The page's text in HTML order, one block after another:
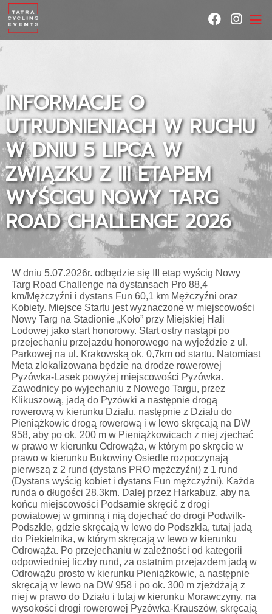
INFORMACJE O
UTRUDNIENIACH W RUCHU
W DNIU 5 LIPCA W
ZWIĄZKU Z III ETAPEM
WYŚCIGU NOWY TARG
ROAD CHALLENGE 2026
W dniu 5.07.2026r. odbędzie się III etap wyścig Nowy
Targ Road Challenge na dystansach Pro 88,4
km/Mężczyźni i dystans Fun 60,1 km Mężczyźni oraz
Kobiety. Miejsce Startu jest wyznaczone w miejscowości
Nowy Targ na Stadionie „Koło” przy Miejskiej Hali
Lodowej jako start honorowy. Start ostry nastąpi po
przejechaniu przejazdu honorowego na wyjeździe z ul.
Parkowej na ul. Krakowską ok. 0,7km od startu. Natomiast
Meta zlokalizowana będzie na drodze rowerowej
Pyzówka-Lasek powyżej miejscowości Pyzówka.
Zawodnicy po wyjechaniu z Nowego Targu, przez
Klikuszową, jadą do Pyzówki a następnie drogą
rowerową w kierunku Działu, następnie z Działu do
Pieniążkowic drogą rowerową i w lewo skręcają na DW
958, aby po ok. 200 m w Pieniążkowicach z niej zjechać
w prawo w kierunku Odrowąża, w którym po skręcie w
prawo w kierunku Bukowiny Osiedle rozpoczynają
pierwszą z 2 rund (dystans PRO mężczyźni) z 1 rund
(Dystans wyścig kobiet i dystans Fun mężczyźni). Każda
runda o długości 28,3km. Dalej przez Harkabuz, aby na
końcu miejscowości Podsarnie skręcić z drogi
powiatowej w gminną i nią dojechać do drogi Podwilk-
Podszkle, gdzie skręcają w lewo do Podszkla, tutaj jadą
do Piekielnika, w którym skręcają w lewo w kierunku
Odrowąża. Po przejechaniu w zależności od kategorii
odpowiedniej liczby rund, za ostatnim przejazdem jadą w
Odrowążu prosto w kierunku Pieniążkowic, a następnie
skręcają w lewo na DW 958 i po ok. 300 m zjeżdżają z
niej w prawo do Działu i tutaj w kierunku Morawczyny, na
wysokości drogi rowerowej Pyzówka-Krauszów, skręcają